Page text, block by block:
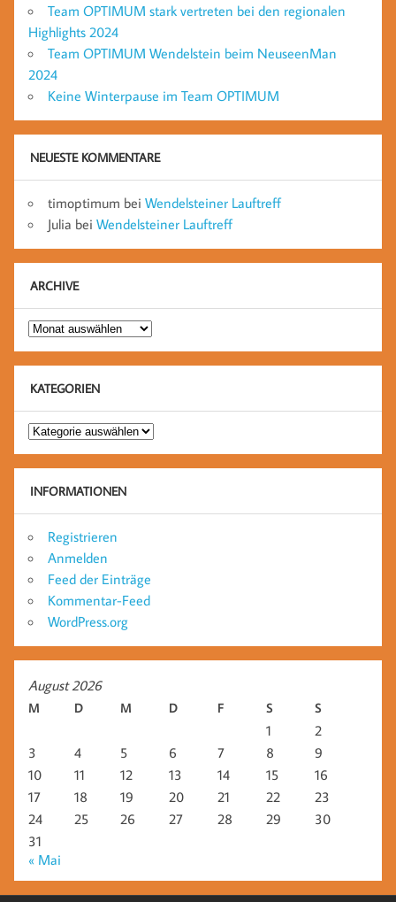
Team OPTIMUM stark vertreten bei den regionalen
Highlights 2024
Team OPTIMUM Wendelstein beim NeuseenMan
2024
Keine Winterpause im Team OPTIMUM
NEUESTE KOMMENTARE
timoptimum bei Wendelsteiner Lauftreff
Julia bei Wendelsteiner Lauftreff
ARCHIVE
Archive
KATEGORIEN
Kategorien
INFORMATIONEN
Registrieren
Anmelden
Feed der Einträge
Kommentar-Feed
WordPress.org
August 2026
M D M D F S S
1
2
3
4 5 6 7 8
9
10
11 12 13 14 15
16
17
18 19 20 21 22
23
24
25 26 27 28 29
30
31
« Mai